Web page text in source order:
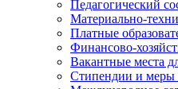
Педагогический
Материально-
Платные
Финансово-
Вакантные места
Стипендии и меры